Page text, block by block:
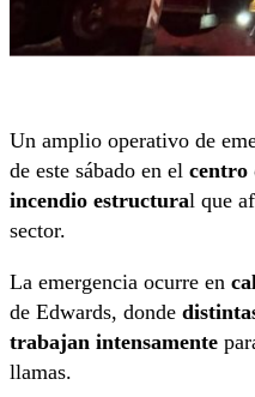
Un amplio operativo de
de este sábado en el centro
incendio estructural que
sector.
La emergencia ocurre en
de Edwards, donde
trabajan intensamente
llamas.